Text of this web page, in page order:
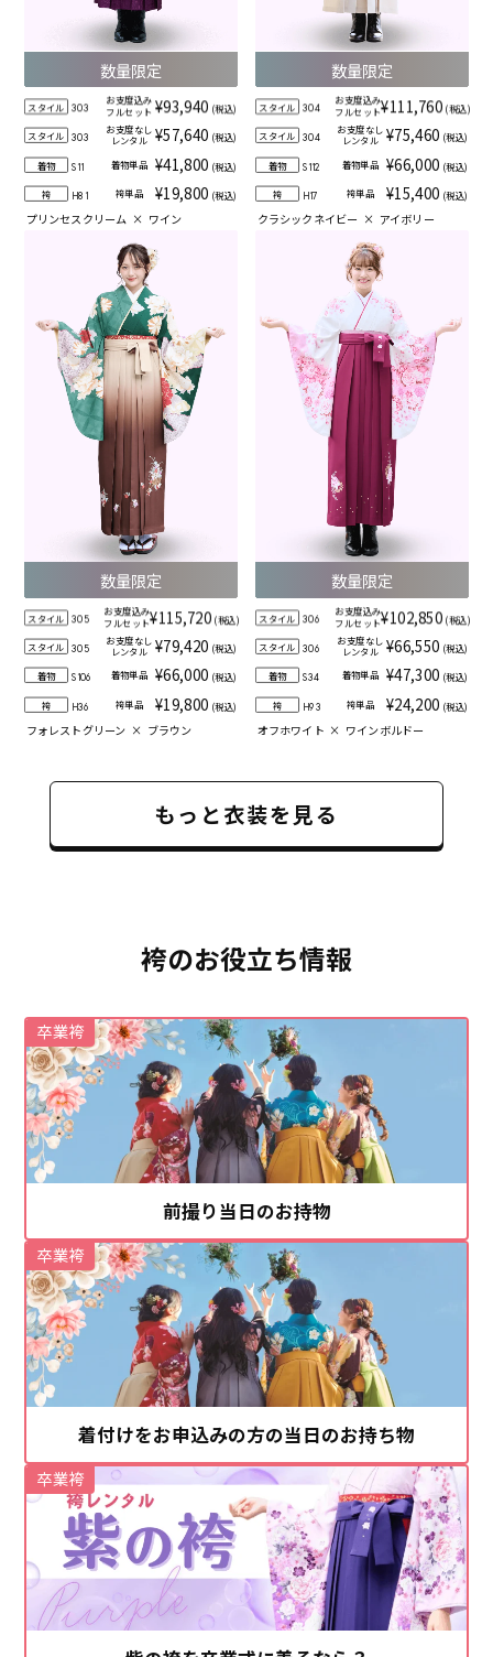
数量限定
スタイル 303
お支度込み
フルセット ¥93,940 (税込)
スタイル 303
お支度なし
レンタル
¥57,640 (税込)
着物 S11 着物単品 ¥41,800 (税込)
袴 H81 袴単品 ¥19,800 (税込)
プリンセスクリーム × ワイン
数量限定
スタイル 304
お支度込み
フルセット¥111,760 (税込)
スタイル 304
お支度なし
レンタル ¥75,460 (税込)
着物 S112 着物単品 ¥66,000 (税込)
袴 H17 袴単品 ¥15,400 (税込)
クラシックネイビー × アイボリー
数量限定
スタイル 305
お支度込み
フルセット¥115,720 (税込)
スタイル 305
お支度なし
レンタル
¥79,420 (税込)
着物 S106 着物単品 ¥66,000 (税込)
袴 H36 袴単品 ¥19,800 (税込)
フォレストグリーン × ブラウン
数量限定
スタイル 306
お支度込み
フルセット¥102,850 (税込)
スタイル 306
お支度なし
レンタル ¥66,550 (税込)
着物 S34 着物単品 ¥47,300 (税込)
袴 H93 袴単品 ¥24,200 (税込)
オフホワイト × ワインボルドー
もっと衣装を見る
袴のお役立ち情報
前撮り当日のお持物
卒業袴
着付けをお申込みの方の当日のお持ち物
卒業袴
卒業袴